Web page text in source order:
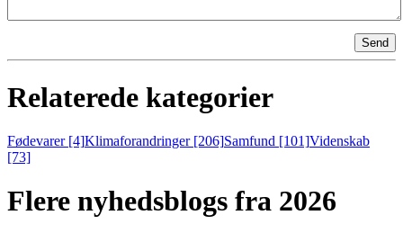
Send
Relaterede kategorier
Fødevarer [4]Klimaforandringer [206]Samfund [101]Videnskab
[73]
Flere nyhedsblogs fra 2026